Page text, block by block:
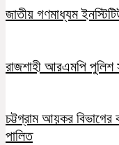
জাতীয় গণমাধ্যম
রাজশাহী আরএমপি পুলিশ
চট্টগ্রাম আয়কর বিভাগের
পালিত